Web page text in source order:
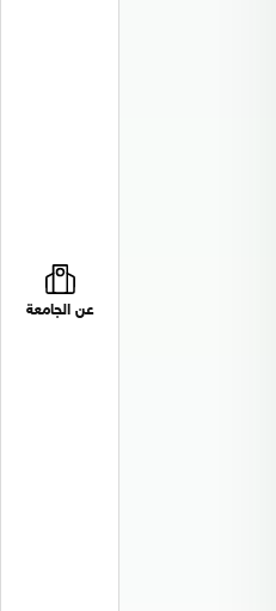
عن الجامعة